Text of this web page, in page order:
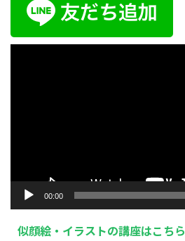
00:00
似顔絵・イラストの講座はこちら